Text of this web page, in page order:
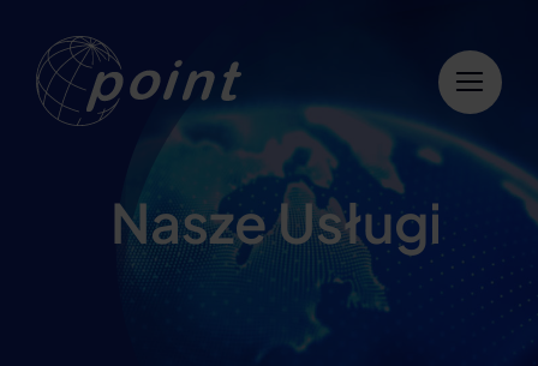
zawartości
Nasze Usługi